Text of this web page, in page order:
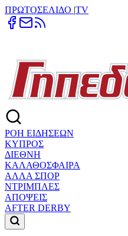
ΠΡΩΤΟΣΕΛΙΔΟ |TV
ΡΟΗ ΕΙΔΗΣΕΩΝ
ΚΥΠΡΟΣ
ΔΙΕΘΝΗ
ΚΑΛΑΘΟΣΦΑΙΡΑ
ΑΛΛΑ ΣΠΟΡ
ΝΤΡΙΜΠΛΕΣ
ΑΠΟΨΕΙΣ
AFTER DERBY